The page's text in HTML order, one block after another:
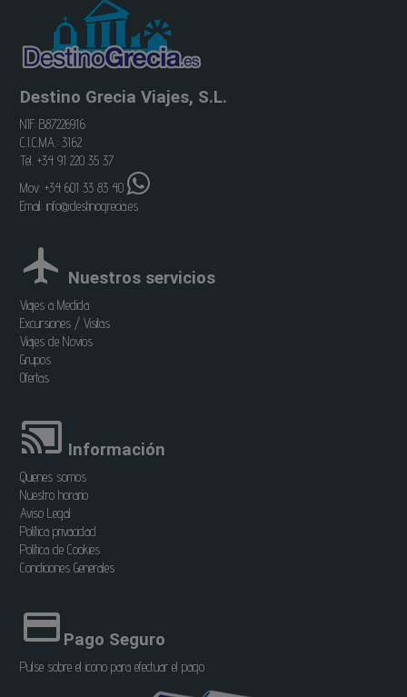
Destino Grecia Viajes, S.L.
NIF: B87226916
C.I.C.MA.: 3162
Tel. +34 91 220 35 37
Mov. +34 601 33 83 40
Email:info@destinogrecia.es
Nuestros servicios
Viajes a Medida
Excursiones / Visitas
Viajes de Novios
Grupos
Ofertas
Información
Quienes somos
Nuestro horario
Aviso Legal
Política privacidad
Política de Cookies
Condiciones Generales
Pago Seguro
Pulse sobre el icono para efectuar el pago